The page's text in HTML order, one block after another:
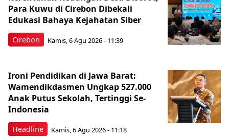
Cirebon
Para Kuwu di Cirebon Dibekali
Edukasi Bahaya Kejahatan Siber
Kamis, 6 Agu 2026 - 11:39
Headline
Ironi Pendidikan di Jawa Barat:
Wamendikdasmen Ungkap 527.000
Anak Putus Sekolah, Tertinggi Se-
Indonesia
Kamis, 6 Agu 2026 - 11:18